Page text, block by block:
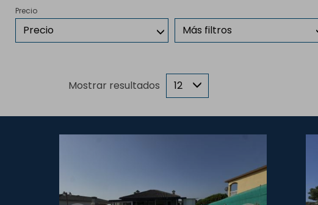
Precio
Precio Más filtros
Mostrar resultados 12